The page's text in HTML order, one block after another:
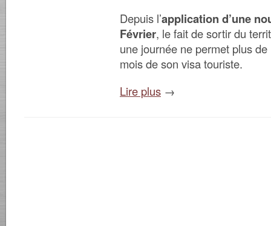
Depuis l’application d’une
Février, le fait de sortir du
une journée ne permet plus
mois de son visa touriste.
Lire plus →